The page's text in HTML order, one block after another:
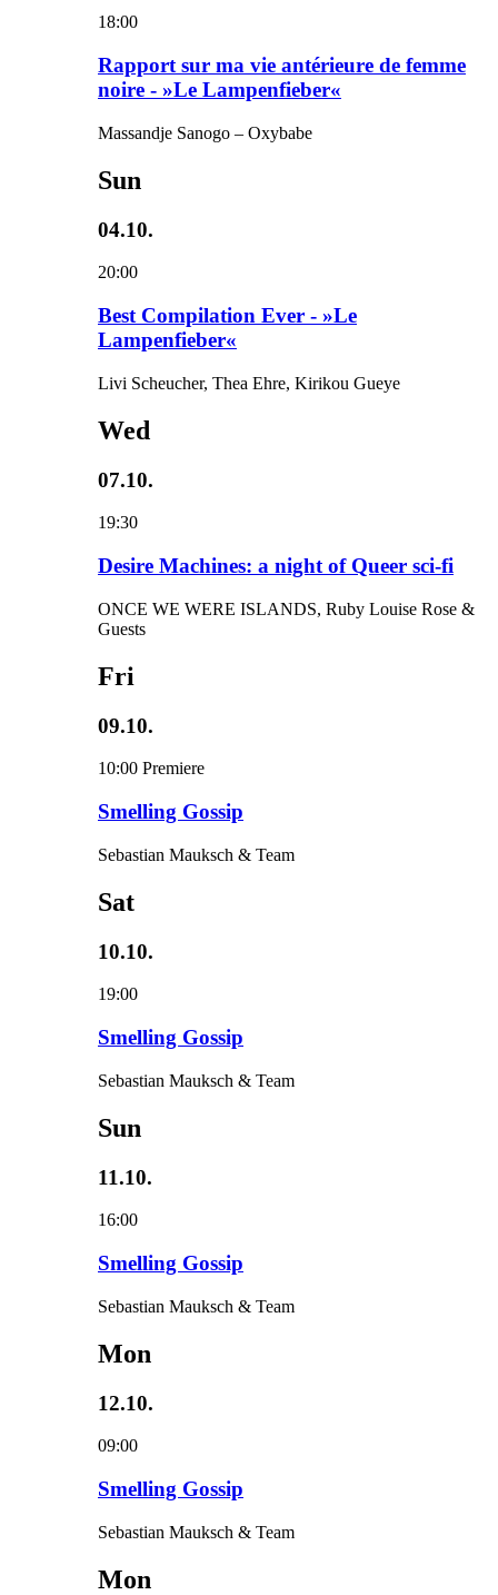
18:00
Rapport sur ma vie antérieure de femme
noire - »Le Lampenfieber«
Massandje Sanogo – Oxybabe
Sun
04.10.
20:00
Best Compilation Ever - »Le
Lampenfieber«
Livi Scheucher, Thea Ehre, Kirikou Gueye
Wed
07.10.
19:30
Desire Machines: a night of Queer sci-fi
ONCE WE WERE ISLANDS, Ruby Louise Rose &
Guests
Fri
09.10.
10:00 Premiere
Smelling Gossip
Sebastian Mauksch & Team
Sat
10.10.
19:00
Smelling Gossip
Sebastian Mauksch & Team
Sun
11.10.
16:00
Smelling Gossip
Sebastian Mauksch & Team
Mon
12.10.
09:00
Smelling Gossip
Sebastian Mauksch & Team
Mon